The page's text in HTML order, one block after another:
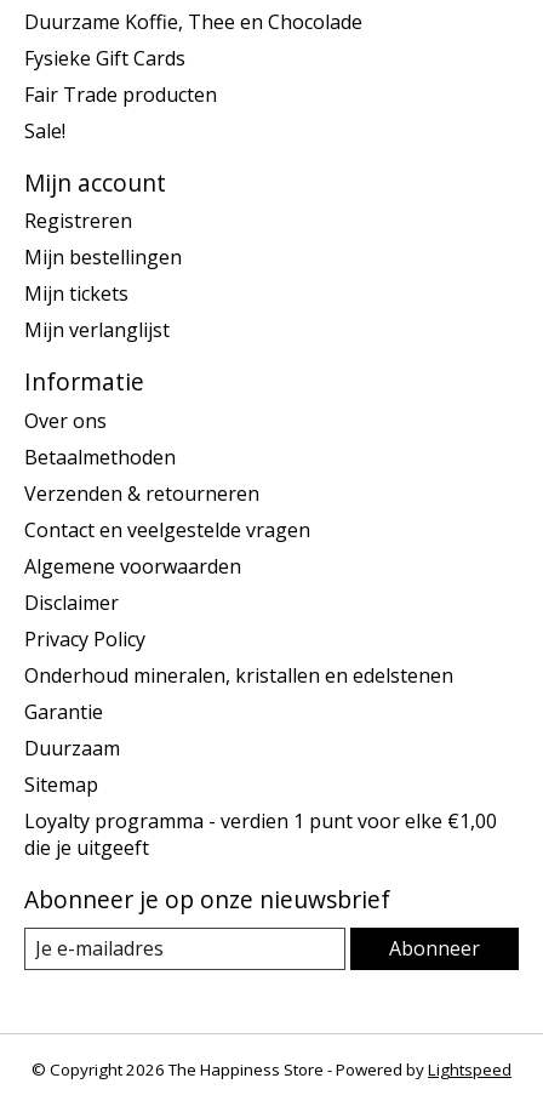
Duurzame Koffie, Thee en Chocolade
Fysieke Gift Cards
Fair Trade producten
Sale!
Mijn account
Registreren
Mijn bestellingen
Mijn tickets
Mijn verlanglijst
Informatie
Over ons
Betaalmethoden
Verzenden & retourneren
Contact en veelgestelde vragen
Algemene voorwaarden
Disclaimer
Privacy Policy
Onderhoud mineralen, kristallen en edelstenen
Garantie
Duurzaam
Sitemap
Loyalty programma - verdien 1 punt voor elke €1,00
die je uitgeeft
Abonneer je op onze nieuwsbrief
Abonneer
© Copyright 2026 The Happiness Store - Powered byLightspeed